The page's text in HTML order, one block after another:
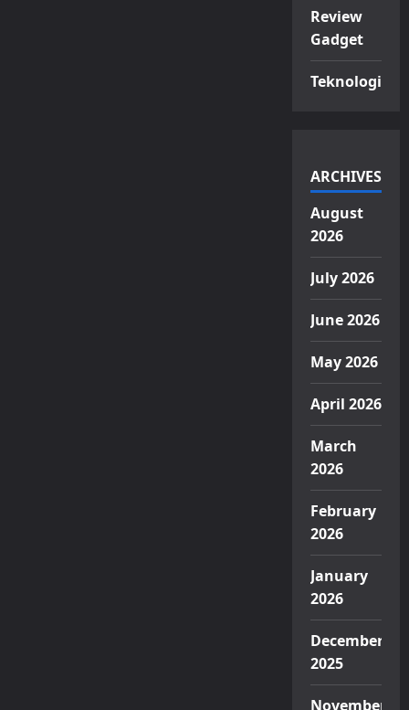
Review
Gadget
Teknologi
ARCHIVES
August
2026
July 2026
June 2026
May 2026
April 2026
March
2026
February
2026
January
2026
December
2025
November